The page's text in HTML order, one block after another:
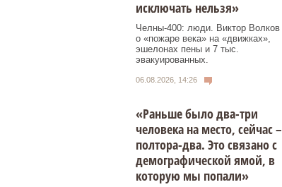
исключать нельзя»
Челны-400: люди. Виктор Волков
о «пожаре века» на «движках»,
эшелонах пены и 7 тыс.
эвакуированных.
06.08.2026, 14:26
«Раньше было два-три
человека на место, сейчас –
полтора-два. Это связано с
демографической ямой, в
которую мы попали»